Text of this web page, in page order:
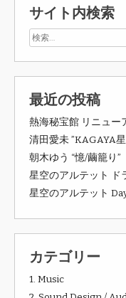
サイト内検索
最近の投稿
熱海秘宝館 リニュー
清田愛未 ”KAGAYA
朝木ゆう “憶/繭籠り”
星空のアルテット ド
星空のアルテット
カテゴリー
1. Music